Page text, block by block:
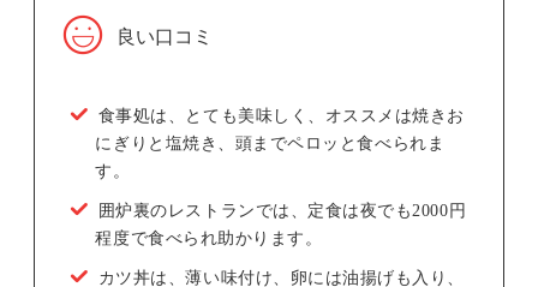
良い口コミ
食事処は、とても美味しく、オススメは焼きお
にぎりと塩焼き、頭までペロッと食べられま
す。
囲炉裏のレストランでは、定食は夜でも2000円
程度で食べられ助かります。
カツ丼は、薄い味付け、卵には油揚げも入り、